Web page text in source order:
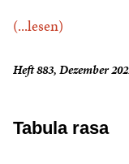
(...lesen)
Heft 883, Dezember
Tabula rasa